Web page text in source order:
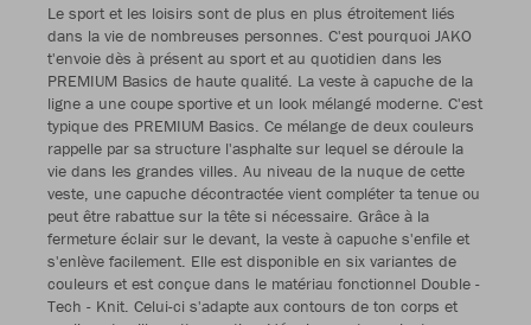
Le sport et les loisirs sont de plus en plus étroitement liés
dans la vie de nombreuses personnes. C'est pourquoi JAKO
t'envoie dès à présent au sport et au quotidien dans les
PREMIUM Basics de haute qualité. La veste à capuche de la
ligne a une coupe sportive et un look mélangé moderne. C'est
typique des PREMIUM Basics. Ce mélange de deux couleurs
rappelle par sa structure l'asphalte sur lequel se déroule la
vie dans les grandes villes. Au niveau de la nuque de cette
veste, une capuche décontractée vient compléter ta tenue ou
peut être rabattue sur la tête si nécessaire. Grâce à la
fermeture éclair sur le devant, la veste à capuche s'enfile et
s'enlève facilement. Elle est disponible en six variantes de
couleurs et est conçue dans le matériau fonctionnel Double -
Tech - Knit. Celui-ci s'adapte aux contours de ton corps et